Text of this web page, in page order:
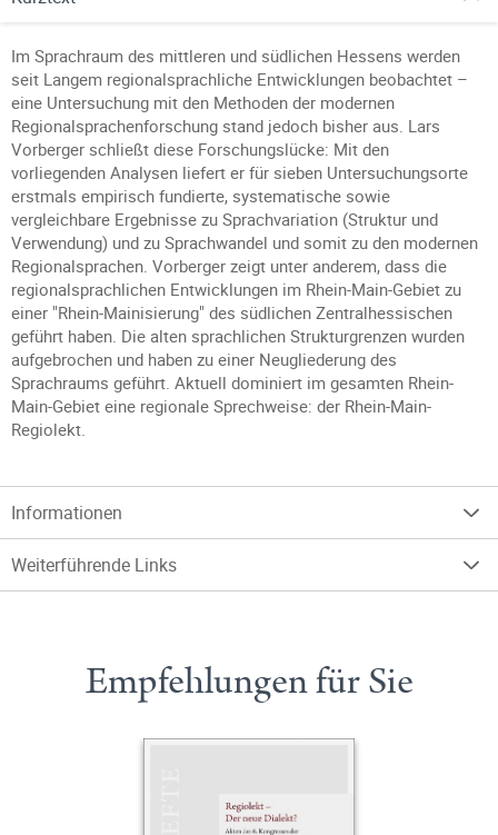
Im Sprachraum des mittleren und südlichen Hessens werden
seit Langem regionalsprachliche Entwicklungen beobachtet –
eine Untersuchung mit den Methoden der modernen
Regionalsprachenforschung stand jedoch bisher aus. Lars
Vorberger schließt diese Forschungslücke: Mit den
vorliegenden Analysen liefert er für sieben Untersuchungsorte
erstmals empirisch fundierte, systematische sowie
vergleichbare Ergebnisse zu Sprachvariation (Struktur und
Verwendung) und zu Sprachwandel und somit zu den modernen
Regionalsprachen. Vorberger zeigt unter anderem, dass die
regionalsprachlichen Entwicklungen im Rhein-Main-Gebiet zu
einer "Rhein-Mainisierung" des südlichen Zentralhessischen
geführt haben. Die alten sprachlichen Strukturgrenzen wurden
aufgebrochen und haben zu einer Neugliederung des
Sprachraums geführt. Aktuell dominiert im gesamten Rhein-
Main-Gebiet eine regionale Sprechweise: der Rhein-Main-
Regiolekt.
Informationen
Weiterführende Links
Empfehlungen für Sie